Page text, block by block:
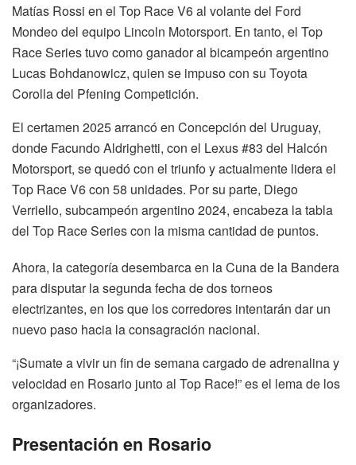
Matías Rossi en el Top Race V6 al volante del Ford
Mondeo del equipo Lincoln Motorsport. En tanto, el Top
Race Series tuvo como ganador al bicampeón argentino
Lucas Bohdanowicz, quien se impuso con su Toyota
Corolla del Pfening Competición.
El certamen 2025 arrancó en Concepción del Uruguay,
donde Facundo Aldrighetti, con el Lexus #83 del Halcón
Motorsport, se quedó con el triunfo y actualmente lidera el
Top Race V6 con 58 unidades. Por su parte, Diego
Verriello, subcampeón argentino 2024, encabeza la tabla
del Top Race Series con la misma cantidad de puntos.
Ahora, la categoría desembarca en la Cuna de la Bandera
para disputar la segunda fecha de dos torneos
electrizantes, en los que los corredores intentarán dar un
nuevo paso hacia la consagración nacional.
“¡Sumate a vivir un fin de semana cargado de adrenalina y
velocidad en Rosario junto al Top Race!” es el lema de los
organizadores.
Presentación en Rosario